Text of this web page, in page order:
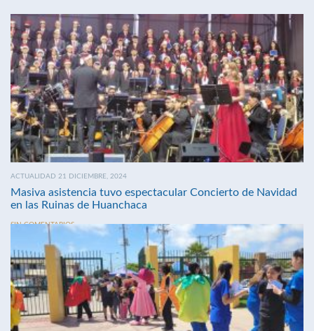
ACTUALIDAD 21 DICIEMBRE, 2024
Masiva asistencia tuvo espectacular Concierto de Navidad
en las Ruinas de Huanchaca
SIN COMENTARIOS